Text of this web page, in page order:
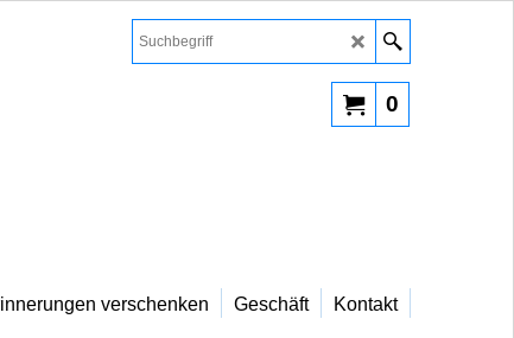
0
verschenken Geschäft Kontakt